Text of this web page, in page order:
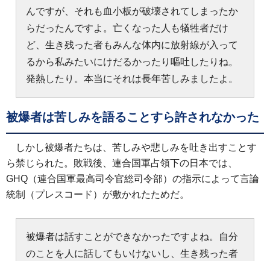
んですが、それも血小板が破壊されてしまったか
らだったんですよ。亡くなった人も犠牲者だけ
ど、生き残った者もみんな体内に放射線が入って
るから私みたいにけだるかったり嘔吐したりね。
発熱したり。本当にそれは長年苦しみましたよ。
被爆者は苦しみを語ることすら許されなかった
しかし被爆者たちは、苦しみや悲しみを吐き出すことす
ら禁じられた。敗戦後、連合国軍占領下の日本では、
GHQ（連合国軍最高司令官総司令部）の指示によって言論
統制（プレスコード）が敷かれたためだ。
被爆者は話すことができなかったですよね。自分
のことを人に話してもいけないし、生き残った者